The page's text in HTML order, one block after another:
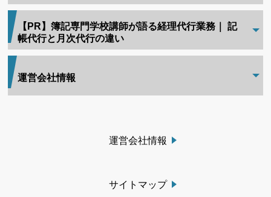
【PR】簿記専門学校講師が語る経理代行業務｜ 記
帳代行と月次代行の違い
運営会社情報
運営会社情報
サイトマップ